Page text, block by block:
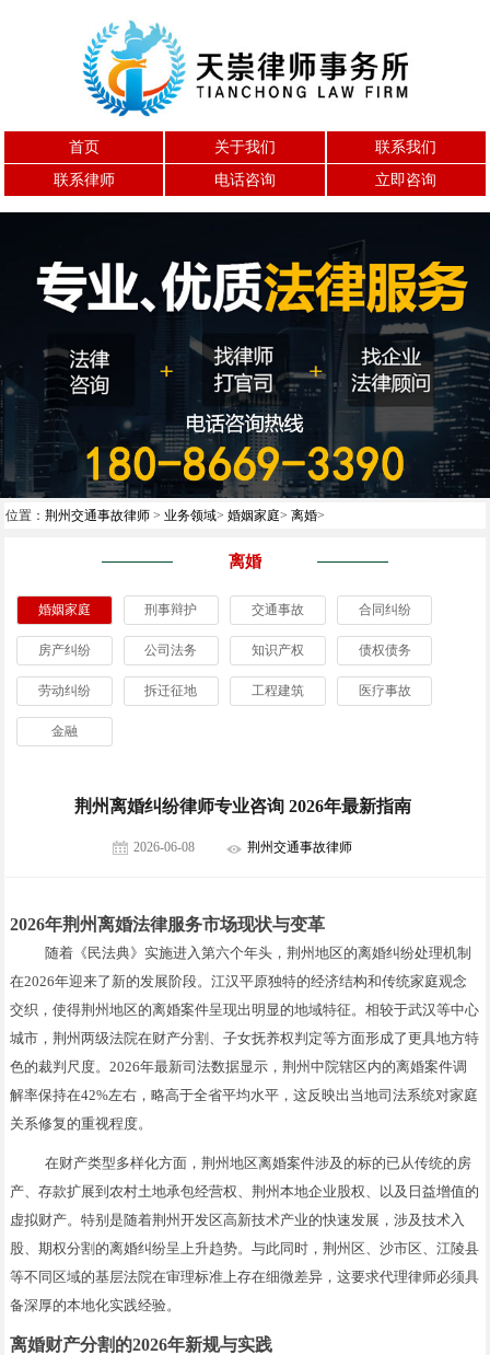
首页 关于我们
联系我们
联系律师
电话咨询 立即咨询
位置： 荆州交通事故律师 > 业务领域> 婚姻家庭> 离婚>
离婚
婚姻家庭 刑事辩护 交通事故 合同纠纷
房产纠纷 公司法务 知识产权 债权债务
劳动纠纷 拆迁征地 工程建筑 医疗事故
金融
荆州离婚纠纷律师专业咨询 2026年最新指南
2026-06-08 荆州交通事故律师
2026年荆州离婚法律服务市场现状与变革
随着《民法典》实施进入第六个年头，荆州地区的离婚纠纷处理机制
在2026年迎来了新的发展阶段。江汉平原独特的经济结构和传统家庭观念
交织，使得荆州地区的离婚案件呈现出明显的地域特征。相较于武汉等中心
城市，荆州两级法院在财产分割、子女抚养权判定等方面形成了更具地方特
色的裁判尺度。2026年最新司法数据显示，荆州中院辖区内的离婚案件调
解率保持在42%左右，略高于全省平均水平，这反映出当地司法系统对家庭
关系修复的重视程度。
在财产类型多样化方面，荆州地区离婚案件涉及的标的已从传统的房
产、存款扩展到农村土地承包经营权、荆州本地企业股权、以及日益增值的
虚拟财产。特别是随着荆州开发区高新技术产业的快速发展，涉及技术入
股、期权分割的离婚纠纷呈上升趋势。与此同时，荆州区、沙市区、江陵县
等不同区域的基层法院在审理标准上存在细微差异，这要求代理律师必须具
备深厚的本地化实践经验。
离婚财产分割的2026年新规与实践